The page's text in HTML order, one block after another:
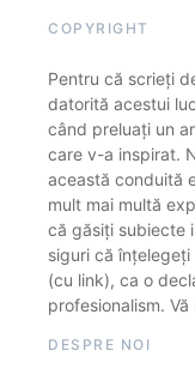
COPYRIGHT
Pentru că scrieți
datorită acestui
când preluați un
care v-a inspirat.
această conduită
mult mai multă
că găsiți subiecte
siguri că
(cu link), ca o
profesionalism. Vă
DESPRE NOI